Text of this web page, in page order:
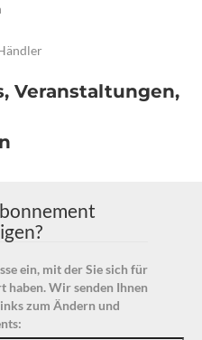
Veranstaltungen,
ein, mit der Sie sich für
haben. Wir senden Ihnen
zum Ändern und